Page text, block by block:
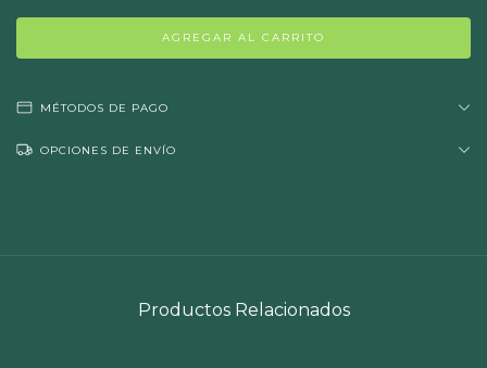
MÉTODOS DE PAGO
OPCIONES DE ENVÍO
Productos Relacionados